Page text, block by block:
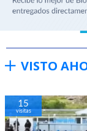
VISTO
15
visitas